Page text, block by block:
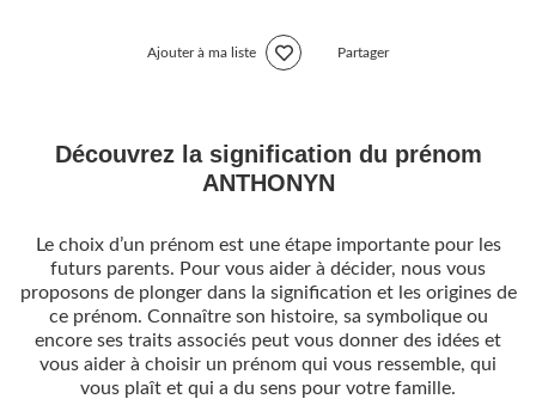
Ajouter à ma liste Partager
Découvrez la signification du prénom
ANTHONYN
Le choix d’un prénom est une étape importante pour les
futurs parents. Pour vous aider à décider, nous vous
proposons de plonger dans la signification et les origines de
ce prénom. Connaître son histoire, sa symbolique ou
encore ses traits associés peut vous donner des idées et
vous aider à choisir un prénom qui vous ressemble, qui
vous plaît et qui a du sens pour votre famille.